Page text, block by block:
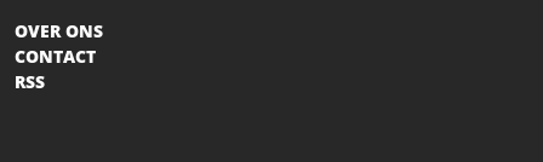
OVER ONS
CONTACT
RSS